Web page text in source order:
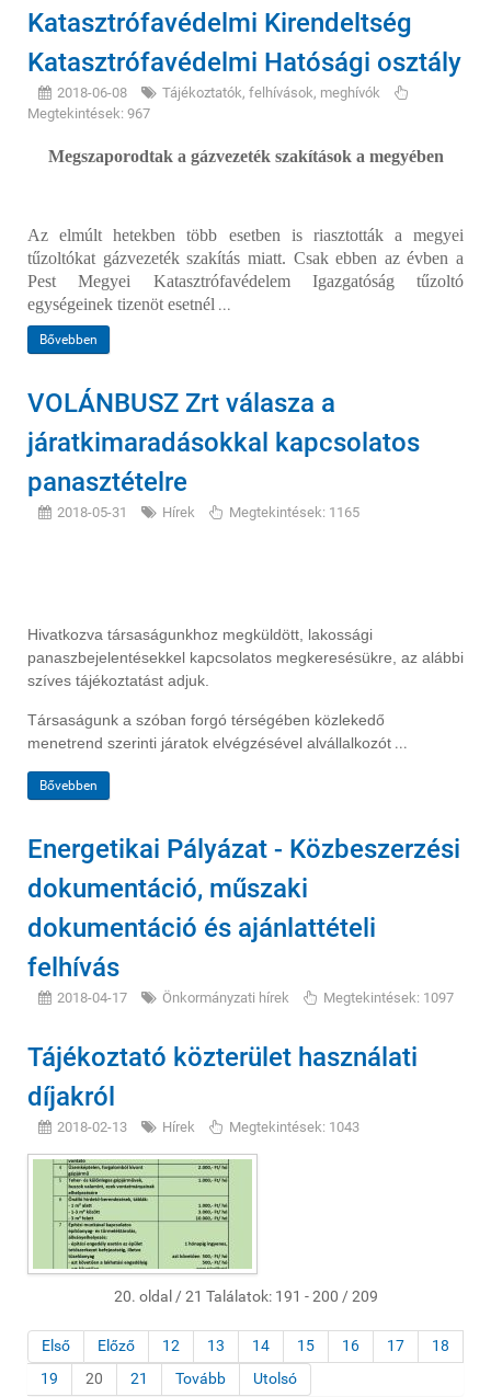
Katasztrófavédelmi Kirendeltség
Katasztrófavédelmi Hatósági osztály
2018-06-08
Tájékoztatók, felhívások, meghívók
Megtekintések: 967
Megszaporodtak a gázvezeték szakítások a megyében
Az elmúlt hetekben több esetben is riasztották a megyei
tűzoltókat gázvezeték szakítás miatt. Csak ebben az évben a
Pest Megyei Katasztrófavédelem Igazgatóság tűzoltó
egységeinek tizenöt esetnél ...
Bővebben
VOLÁNBUSZ Zrt válasza a
járatkimaradásokkal kapcsolatos
panasztételre
2018-05-31 Hírek Megtekintések: 1165
Hivatkozva társaságunkhoz megküldött, lakossági
panaszbejelentésekkel kapcsolatos megkeresésükre, az alábbi
szíves tájékoztatást adjuk.
Társaságunk a szóban forgó térségében közlekedő
menetrend szerinti járatok elvégzésével alvállalkozót ...
Bővebben
Energetikai Pályázat - Közbeszerzési
dokumentáció, műszaki
dokumentáció és ajánlattételi
felhívás
2018-04-17 Önkormányzati hírek Megtekintések: 1097
Tájékoztató közterület használati
díjakról
2018-02-13 Hírek Megtekintések: 1043
20. oldal / 21 Találatok: 191 - 200 / 209
Első Előző 12 13 14 15 16 17
18
19
20 21 Tovább Utolsó